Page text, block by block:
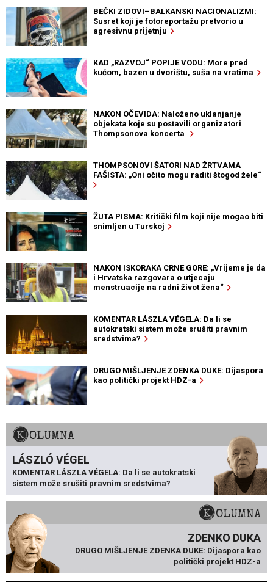
BEČKI ZIDOVI–BALKANSKI NACIONALIZMI:
Susret koji je fotoreportažu pretvorio u
agresivnu prijetnju
KAD „RAZVOJ“ POPIJE VODU: More pred
kućom, bazen u dvorištu, suša na vratima
NAKON OČEVIDA: Naloženo uklanjanje
objekata koje su postavili organizatori
Thompsonova koncerta
THOMPSONOVI ŠATORI NAD ŽRTVAMA
FAŠISTA: „Oni očito mogu raditi štogod žele“
ŽUTA PISMA: Kritički film koji nije mogao biti
snimljen u Turskoj
NAKON ISKORAKA CRNE GORE: „Vrijeme je da
i Hrvatska razgovara o utjecaju
menstruacije na radni život žena“
KOMENTAR LÁSZLA VÉGELA: Da li se
autokratski sistem može srušiti pravnim
sredstvima?
DRUGO MIŠLJENJE ZDENKA DUKE: Dijaspora
kao politički projekt HDZ-a
KOLUMNA
LÁSZLÓ VÉGEL
KOMENTAR LÁSZLA VÉGELA: Da li se autokratski
sistem može srušiti pravnim sredstvima?
KOLUMNA
ZDENKO DUKA
DRUGO MIŠLJENJE ZDENKA DUKE: Dijaspora kao
politički projekt HDZ-a